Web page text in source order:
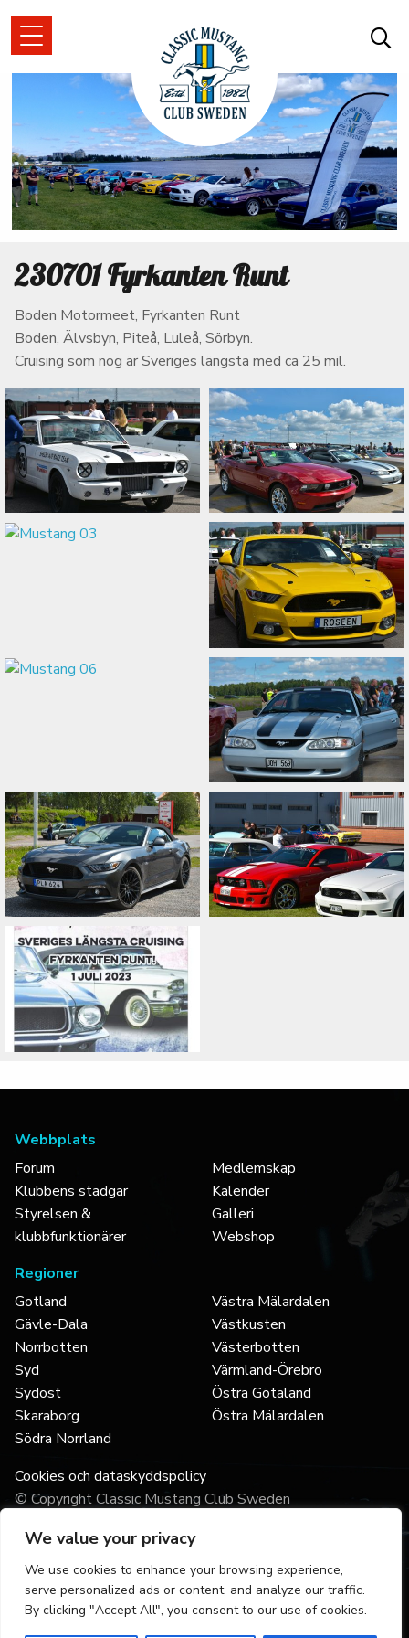
We value your privacy
We use cookies to enhance your browsing experience,
serve personalized ads or content, and analyze our traffic.
By clicking "Accept All", you consent to our use of cookies.
230701 Fyrkanten Runt
Boden Motormeet, Fyrkanten Runt
Boden, Älvsbyn, Piteå, Luleå, Sörbyn.
Cruising som nog är Sveriges längsta med ca 25 mil.
Webbplats
Forum
Klubbens stadgar
Styrelsen &
klubbfunktionärer
Medlemskap
Kalender
Galleri
Webshop
Regioner
Gotland
Gävle-Dala
Norrbotten
Syd
Sydost
Skaraborg
Södra Norrland
Västra Mälardalen
Västkusten
Västerbotten
Värmland-Örebro
Östra Götaland
Östra Mälardalen
Cookies och dataskyddspolicy
© Copyright Classic Mustang Club Sweden